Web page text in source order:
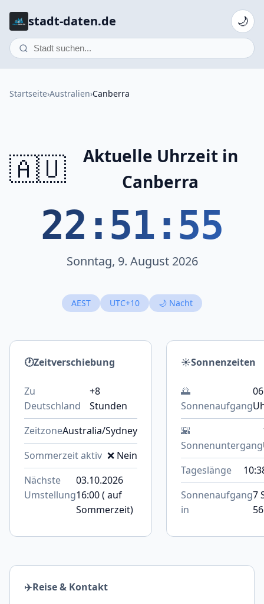
stadt-daten.de 🌙
Startseite›Australien›Canberra
🇦🇺
Aktuelle Uhrzeit in
Canberra
22:51:55
Sonntag, 9. August 2026
AEST UTC+10 🌙 Nacht
🕐Zeitverschiebung
Zu
Deutschland
+8
Stunden
ZeitzoneAustralia/Sydney
Sommerzeit aktiv ❌ Nein
Nächste
Umstellung
03.10.2026
16:00 ( auf
Sommerzeit)
☀️Sonnenzeiten
🌅
Sonnenaufgang
🌇
Sonnenuntergang
Tageslänge
Sonnenaufgang
in
7
✈️Reise & Kontakt